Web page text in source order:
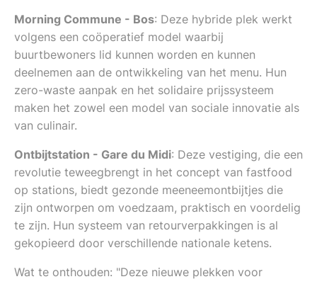
Morning Commune - Bos: Deze hybride plek werkt
volgens een coöperatief model waarbij
buurtbewoners lid kunnen worden en kunnen
deelnemen aan de ontwikkeling van het menu. Hun
zero-waste aanpak en het solidaire prijssysteem
maken het zowel een model van sociale innovatie als
van culinair.
Ontbijtstation - Gare du Midi: Deze vestiging, die een
revolutie teweegbrengt in het concept van fastfood
op stations, biedt gezonde meeneemontbijtjes die
zijn ontworpen om voedzaam, praktisch en voordelig
te zijn. Hun systeem van retourverpakkingen is al
gekopieerd door verschillende nationale ketens.
Wat te onthouden: "Deze nieuwe plekken voor